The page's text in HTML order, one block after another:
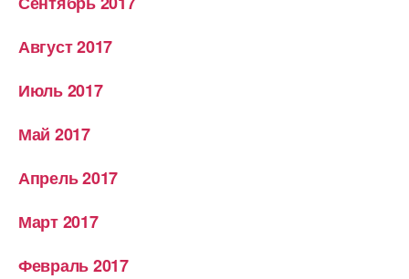
Август 2017
Июль 2017
Май 2017
Апрель 2017
Март 2017
Февраль 2017